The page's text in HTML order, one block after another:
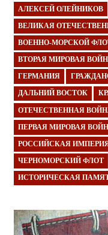
АЛЕКСЕЙ ОЛЕЙНИКОВ
ВЕЛИКАЯ
ВОЕННО-МОРСКОЙ
ВТОРАЯ МИРОВАЯ
ГЕРМАНИЯ
ДАЛЬНИЙ ВОСТОК
ОТЕЧЕСТВЕННАЯ
ПЕРВАЯ МИРОВАЯ
РОССИЙСКАЯ
ЧЕРНОМОРСКИЙ ФЛОТ
ИСТОРИЧЕСКАЯ